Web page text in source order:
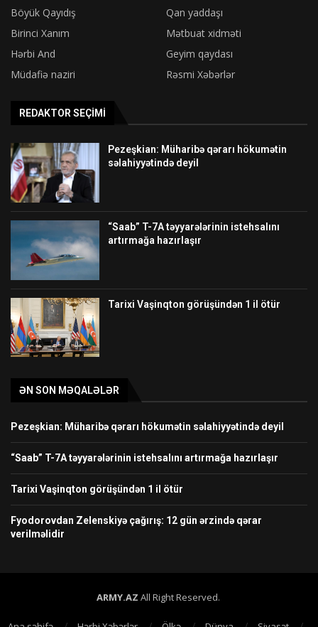
Böyük Qayıdış
Qan yaddaşı
Birinci Xanım
Mətbuat xidməti
Hərbi And
Geyim qaydası
Müdafiə naziri
Rəsmi Xəbərlər
REDAKTOR SEÇIMI
Pezeşkian: Müharibə qərarı hökumətin
səlahiyyətində deyil
“Saab” T-7A təyyarələrinin istehsalını
artırmağa hazırlaşır
Tarixi Vaşinqton görüşündən 1 il ötür
ƏN SON MƏQALƏLƏR
Pezeşkian: Müharibə qərarı hökumətin səlahiyyətində deyil
“Saab” T-7A təyyarələrinin istehsalını artırmağa hazırlaşır
Tarixi Vaşinqton görüşündən 1 il ötür
Fyodorovdan Zelenskiyə çağırış: 12 gün ərzində qərar
verilməlidir
ARMY.AZ All Right Reserved.